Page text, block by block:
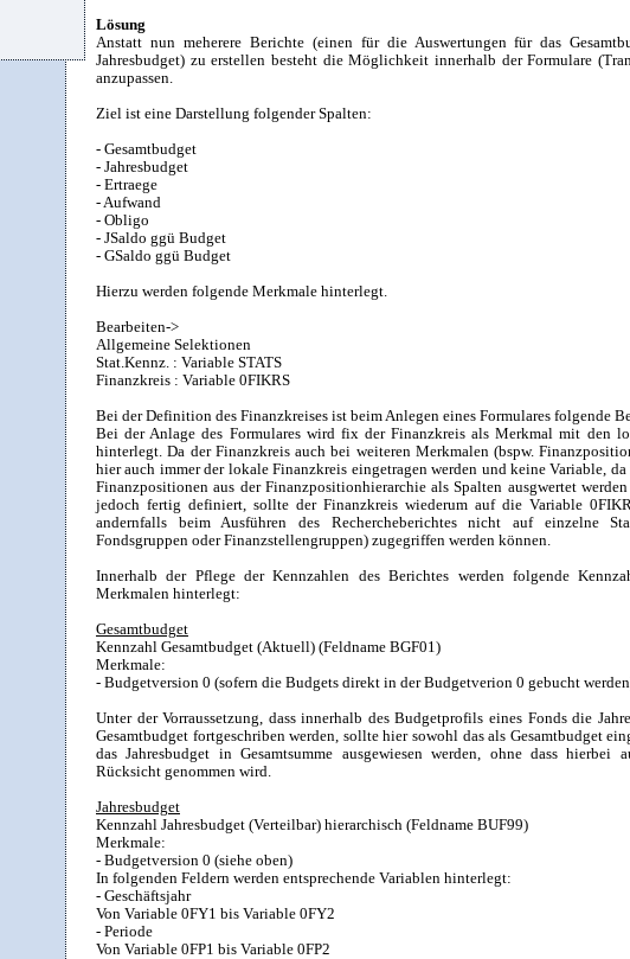
Lösung
Anstatt nun meherere Berichte (einen für die Auswertungen für das
Jahresbudget) zu erstellen besteht die Möglichkeit innerhalb der Formulare
anzupassen.
Ziel ist eine Darstellung folgender Spalten:
- Gesamtbudget
- Jahresbudget
- Ertraege
- Aufwand
- Obligo
- JSaldo ggü Budget
- GSaldo ggü Budget
Hierzu werden folgende Merkmale hinterlegt.
Bearbeiten->
Allgemeine Selektionen
Stat.Kennz. : Variable STATS
Finanzkreis : Variable 0FIKRS
Bei der Definition des Finanzkreises ist beim Anlegen eines Formulares folgende
Bei der Anlage des Formulares wird fix der Finanzkreis als Merkmal mit den
hinterlegt. Da der Finanzkreis auch bei weiteren Merkmalen (bspw.
hier auch immer der lokale Finanzkreis eingetragen werden und keine Variable, da
Finanzpositionen aus der Finanzpositionhierarchie als Spalten ausgwertet
jedoch fertig definiert, sollte der Finanzkreis wiederum auf die Variable
andernfalls beim Ausführen des Rechercheberichtes nicht auf einzelne
Fondsgruppen oder Finanzstellengruppen) zugegriffen werden können.
Innerhalb der Pflege der Kennzahlen des Berichtes werden folgende
Merkmalen hinterlegt:
Gesamtbudget
Kennzahl Gesamtbudget (Aktuell) (Feldname BGF01)
Merkmale:
- Budgetversion 0 (sofern die Budgets direkt in der Budgetverion 0 gebucht
Unter der Vorraussetzung, dass innerhalb des Budgetprofils eines Fonds die
Gesamtbudget fortgeschriben werden, sollte hier sowohl das als Gesamtbudget
das Jahresbudget in Gesamtsumme ausgewiesen werden, ohne dass hierbei
Rücksicht genommen wird.
Jahresbudget
Kennzahl Jahresbudget (Verteilbar) hierarchisch (Feldname BUF99)
Merkmale:
- Budgetversion 0 (siehe oben)
In folgenden Feldern werden entsprechende Variablen hinterlegt:
- Geschäftsjahr
Von Variable 0FY1 bis Variable 0FY2
- Periode
Von Variable 0FP1 bis Variable 0FP2